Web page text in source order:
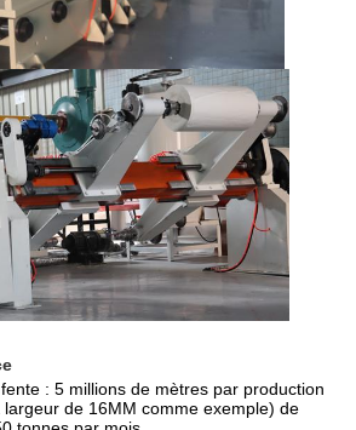
: 5 millions de mètres par production
de 16MM comme exemple) de